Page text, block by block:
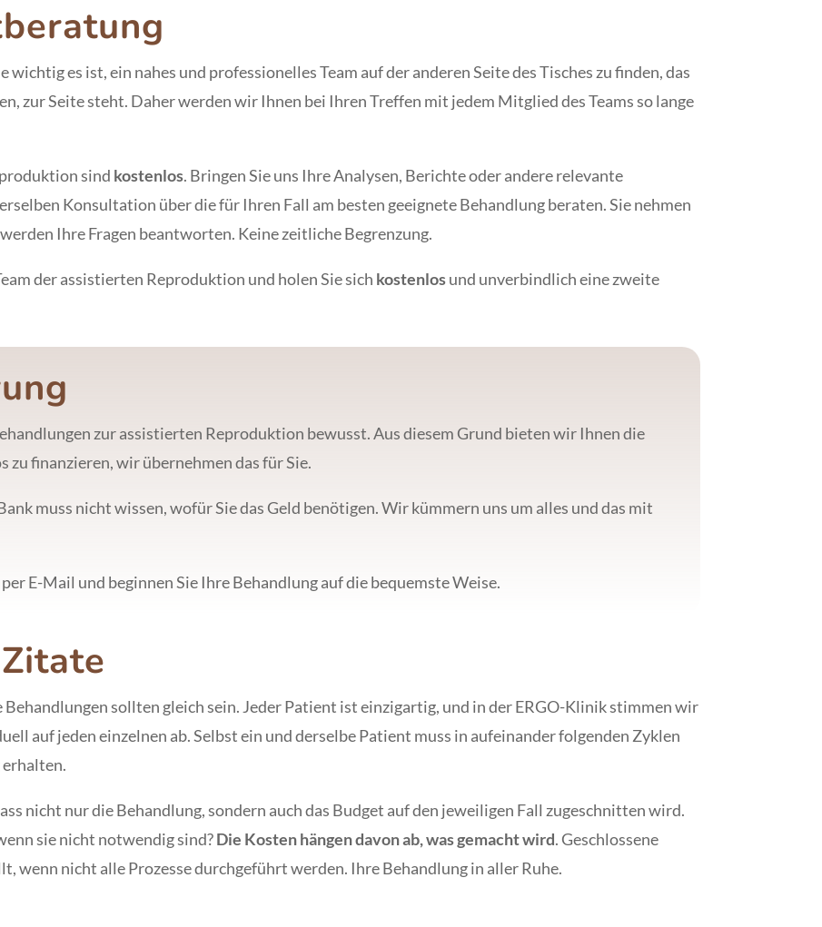
es ist, ein nahes und professionelles Team auf der anderen Seite des Tisches zu finden, das
zur Seite steht. Daher werden wir Ihnen bei Ihren Treffen mit jedem Mitglied des Teams so lange
sind kostenlos. Bringen Sie uns Ihre Analysen, Berichte oder andere relevante
Konsultation über die für Ihren Fall am besten geeignete Behandlung beraten. Sie nehmen
Ihre Fragen beantworten. Keine zeitliche Begrenzung.
der assistierten Reproduktion und holen Sie sich kostenlosund unverbindlich eine zweite
zur assistierten Reproduktion bewusst. Aus diesem Grund bieten wir Ihnen die
finanzieren, wir übernehmen das für Sie.
muss nicht wissen, wofür Sie das Geld benötigen. Wir kümmern uns um alles und das mit
E-Mail und beginnen Sie Ihre Behandlung auf die bequemste Weise.
sollten gleich sein. Jeder Patient ist einzigartig, und in der ERGO-Klinik stimmen wir
auf jeden einzelnen ab. Selbst ein und derselbe Patient muss in aufeinander folgenden Zyklen
nicht nur die Behandlung, sondern auch das Budget auf den jeweiligen Fall zugeschnitten wird.
sie nicht notwendig sind?Die Kosten hängen davon ab, was gemacht wird. Geschlossene
wenn nicht alle Prozesse durchgeführt werden. Ihre Behandlung in aller Ruhe.